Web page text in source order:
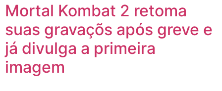
Mortal Kombat 2 retoma
suas gravaçõs após greve e
já divulga a primeira
imagem